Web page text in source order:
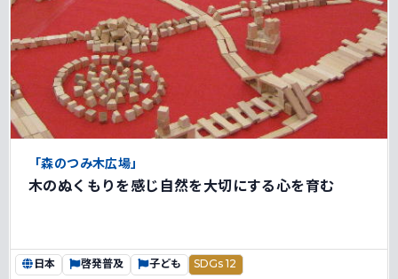
「森のつみ木広場」
木のぬくもりを感じ自然を大切にする心を育む
日本 啓発普及 子ども SDGs 12